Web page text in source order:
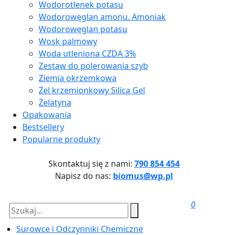
Wodorotlenek potasu
Wodorowęglan amonu. Amoniak
Wodorowęglan potasu
Wosk palmowy
Woda utleniona CZDA 3%
Zestaw do polerowania szyb
Ziemia okrzemkowa
Żel krzemionkowy Silica Gel
Żelatyna
Opakowania
Bestsellery
Popularne produkty
Skontaktuj się z nami: 790 854 454
Napisz do nas: biomus@wp.pl
0
Surowce i Odczynniki Chemiczne